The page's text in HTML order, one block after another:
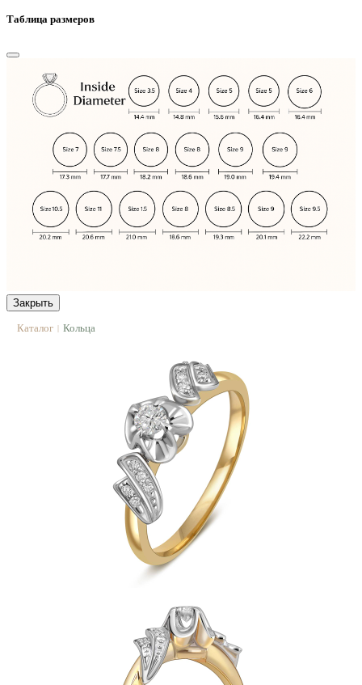
Таблица размеров
Закрыть
Каталог | Кольца